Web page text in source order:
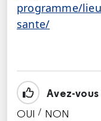
programme/
sante/
Avez-
OUI / NON